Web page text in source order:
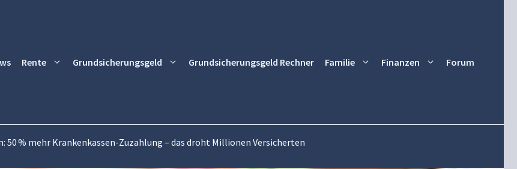
Rente Grundsicherungsgeld Grundsicherungsgeld Rechner Familie Finanzen Forum
50 % mehr Krankenkassen-Zuzahlung – das droht Millionen Versicherten